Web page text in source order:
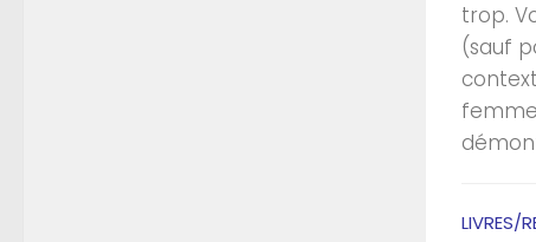
trop.
(sauf
LIVRES/